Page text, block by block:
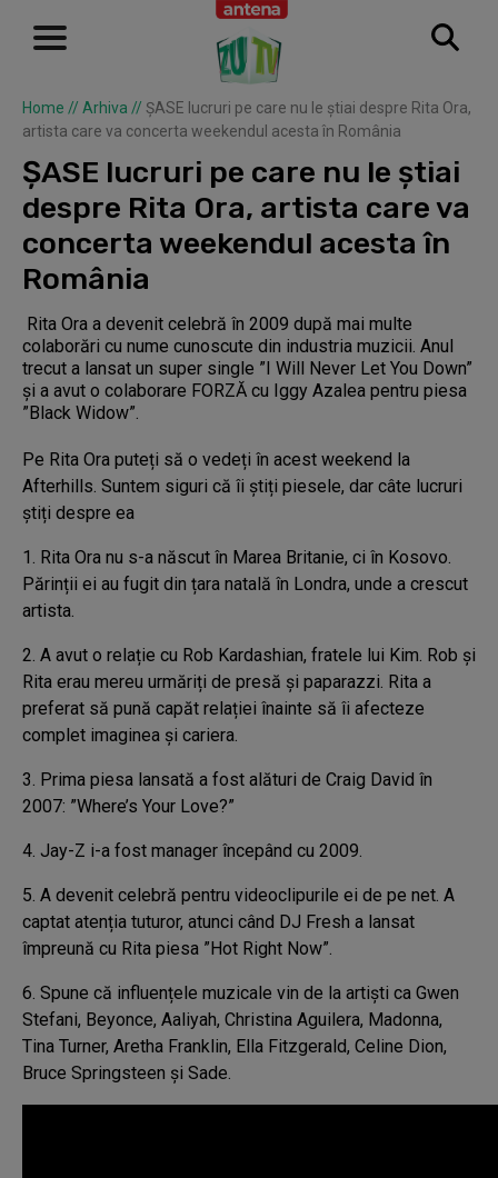
Home // Arhiva // ȘASE lucruri pe care nu le știai despre Rita Ora,
artista care va concerta weekendul acesta în România
ȘASE lucruri pe care nu le știai
despre Rita Ora, artista care va
concerta weekendul acesta în
România
Rita Ora a devenit celebră în 2009 după mai multe
colaborări cu nume cunoscute din industria muzicii. Anul
trecut a lansat un super single ”I Will Never Let You Down”
și a avut o colaborare FORZĂ cu Iggy Azalea pentru piesa
”Black Widow”.
Pe Rita Ora puteți să o vedeți în acest weekend la
Afterhills. Suntem siguri că îi știți piesele, dar câte lucruri
știți despre ea
1. Rita Ora nu s-a născut în Marea Britanie, ci în Kosovo.
Părinții ei au fugit din țara natală în Londra, unde a crescut
artista.
2. A avut o relație cu Rob Kardashian, fratele lui Kim. Rob și
Rita erau mereu urmăriți de presă și paparazzi. Rita a
preferat să pună capăt relației înainte să îi afecteze
complet imaginea și cariera.
3. Prima piesa lansată a fost alături de Craig David în
2007: ”Where’s Your Love?”
4. Jay-Z i-a fost manager începând cu 2009.
5. A devenit celebră pentru videoclipurile ei de pe net. A
captat atenția tuturor, atunci când DJ Fresh a lansat
împreună cu Rita piesa ”Hot Right Now”.
6. Spune că influențele muzicale vin de la artiști ca Gwen
Stefani, Beyonce, Aaliyah, Christina Aguilera, Madonna,
Tina Turner, Aretha Franklin, Ella Fitzgerald, Celine Dion,
Bruce Springsteen și Sade.